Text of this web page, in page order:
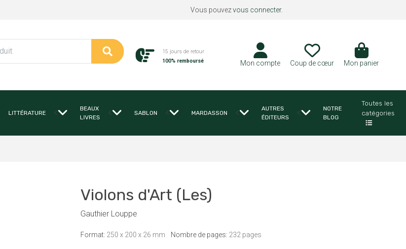
Vous pouvezvous connecter.
15 jours de retour
100% remboursé
Mon compte Coup de cœur Mon panier
LITTÉRATURE <
BEAUX
LIVRES
< SABLON < MARDASSON <
AUTRES
ÉDITEURS
<
NOTRE
BLOG
Toutes les
catégories
Violons d'Art (Les)
Gauthier Louppe
Format: 250 x 200 x 26 mm Nombre de pages: 232 pages